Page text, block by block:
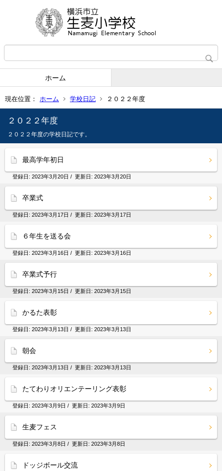
ホーム
現在位置： ホーム 学校日記 ２０２２年度
２０２２年度
２０２２年度の学校日記です。
最高学年初日
登録日: 2023年3月20日 / 更新日: 2023年3月20日
卒業式
登録日: 2023年3月17日 / 更新日: 2023年3月17日
６年生を送る会
登録日: 2023年3月16日 / 更新日: 2023年3月16日
卒業式予行
登録日: 2023年3月15日 / 更新日: 2023年3月15日
かるた表彰
登録日: 2023年3月13日 / 更新日: 2023年3月13日
朝会
登録日: 2023年3月13日 / 更新日: 2023年3月13日
たてわりオリエンテーリング表彰
登録日: 2023年3月9日 / 更新日: 2023年3月9日
生麦フェス
登録日: 2023年3月8日 / 更新日: 2023年3月8日
ドッジボール交流